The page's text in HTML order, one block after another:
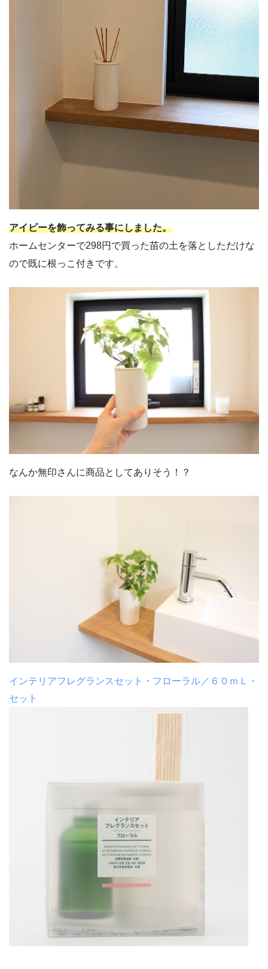
アイビーを飾ってみる事にしました。
ホームセンターで298円で買った苗の土を落としただけな
ので既に根っこ付きです。
なんか無印さんに商品としてありそう！？
インテリアフレグランスセット・フローラル／６０ｍＬ・
セット